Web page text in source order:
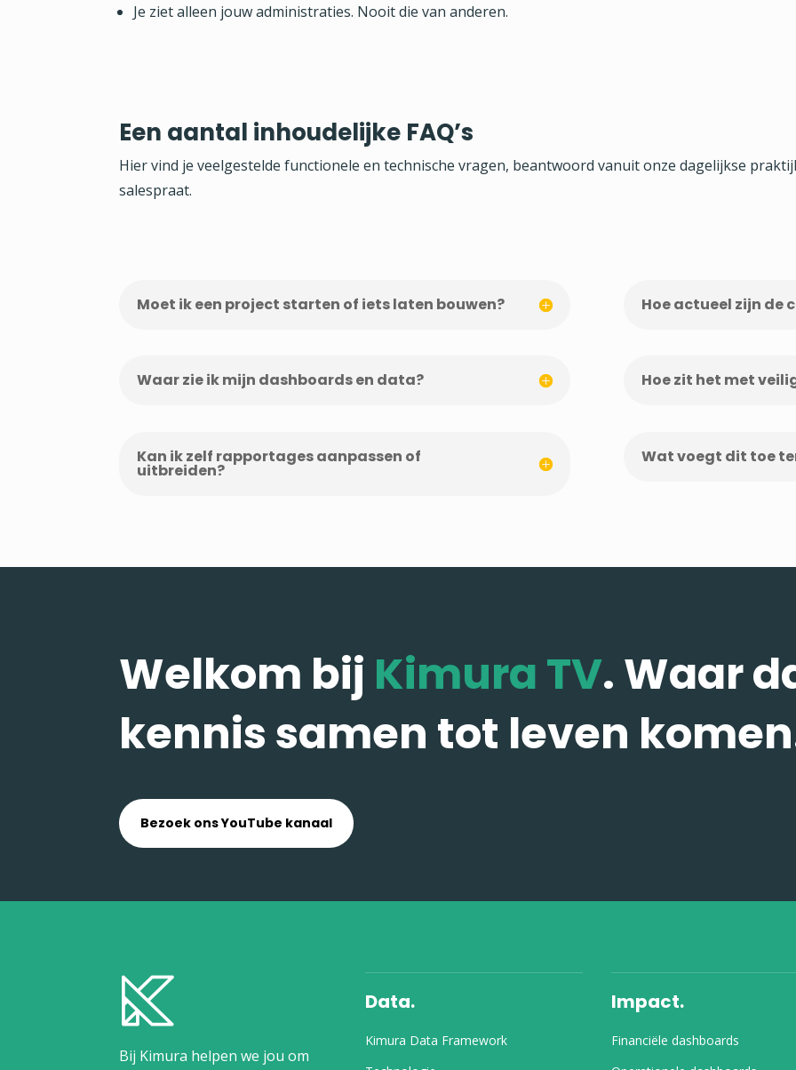
Je ziet alleen jouw administraties. Nooit die van anderen.
Een aantal inhoudelijke FAQ’s
Hier vind je veelgestelde functionele en technische vragen, beantwoord vanuit onze dagelijkse
salespraat.
Moet ik een project starten of iets laten bouwen?
Waar zie ik mijn dashboards en data?
Kan ik zelf rapportages aanpassen of
uitbreiden?
Hoe actueel zijn de
Hoe zit het met
Wat voegt dit toe
Welkom bij Kimura TV. Waar
kennis samen tot leven
Bezoek ons YouTube kanaal
Bij Kimura helpen we jou om
Data.
Kimura Data Framework
Impact.
Financiële dashboards